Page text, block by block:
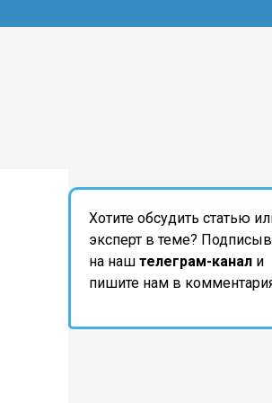
Хотите обсудить статью
эксперт в теме?
на наш телеграм-канал и
пишите нам в